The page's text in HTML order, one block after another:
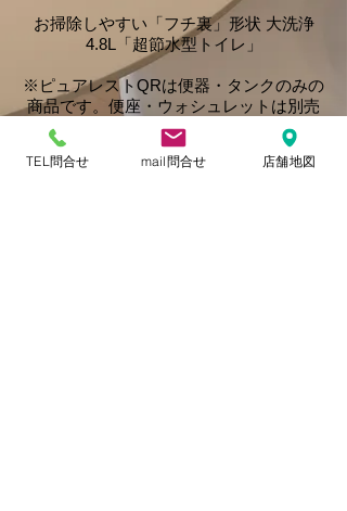
お掃除しやすい「フチ裏」形状 大洗浄
4.8L「超節水型トイレ」
※ピュアレストQRは便器・タンクのみの
商品です。便座・ウォシュレットは別売
りです。
---------------------------------------------⁣⁣
TEL問合せ mail問合せ 店舗地図